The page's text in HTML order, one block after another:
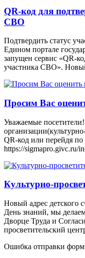
QR-код для
СВО
Подтвердить статус
Едином портале
запущен сервис «QR-
участника СВО».
Просим Вас
Уважаемые
QR-код или перейдя по
https://sigmapro.givc.ru/
Культурно-
Новый адрес детского
День знаний, мы
Дворце Труда и
просветительский
Ошибка отправки